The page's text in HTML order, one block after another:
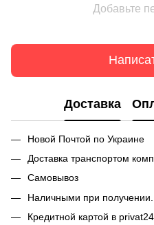
Добавьте
Доставка
Новой Почтой по Украине
Доставка транспортом
Самовывоз
Наличными при получении.
Кредитной картой в privat24